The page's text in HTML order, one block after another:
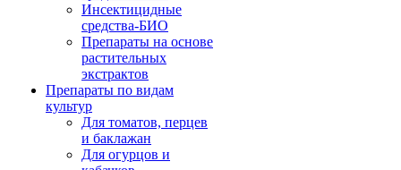
Инсектицидные
средства-БИО
Препараты на основе
растительных
экстрактов
Препараты по видам
культур
Для томатов, перцев
и баклажан
Для огурцов и